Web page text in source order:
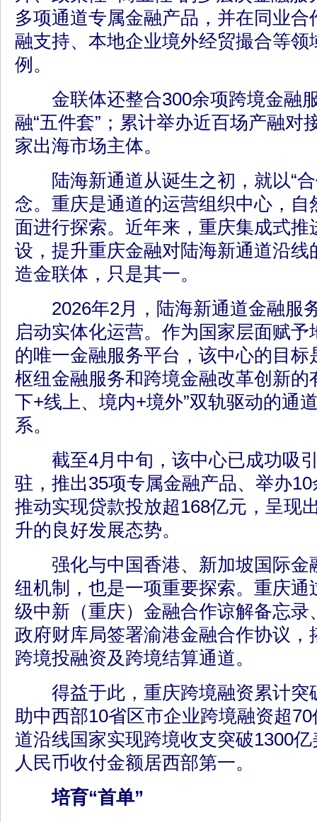
多项通道专属金融产品，并在同业
融支持、本地企业境外经贸撮合等领
例。
金联体还整合300余项跨境金融
融“五件套”；累计举办近百场产融对
家出海市场主体。
陆海新通道从诞生之初，就以“合
念。重庆是通道的运营组织中心，自
面进行探索。近年来，重庆集成式推
设，提升重庆金融对陆海新通道沿线
造金联体，只是其一。
2026年2月，陆海新通道金融服
启动实体化运营。作为国家层面赋
的唯一金融服务平台，该中心的目
枢纽金融服务和跨境金融改革创新的
下+线上、境内+境外”双轨驱动的通
系。
截至4月中旬，该中心已成功吸
驻，推出35项专属金融产品、举办
推动实现贷款投放超168亿元，呈现
升的良好发展态势。
强化与中国香港、新加坡国际金
纽机制，也是一项重要探索。重庆通
级中新（重庆）金融合作谅解备忘录
政府财库局签署渝港金融合作协议，
跨境投融资及跨境结算通道。
得益于此，重庆跨境融资累计突
助中西部10省区市企业跨境融资超
道沿线国家实现跨境收支突破1300
人民币收付金额居西部第一。
培育“首单”